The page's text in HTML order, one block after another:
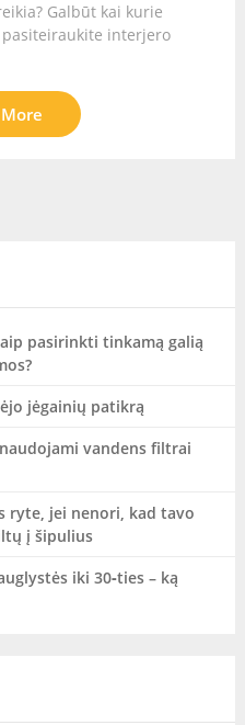
Galbūt kai kurie
interjero
pasirinkti tinkamą galią
jėgainių patikrą
vandens filtrai
ryte, jei nenori, kad tavo
į šipulius
iki 30‑ties – ką